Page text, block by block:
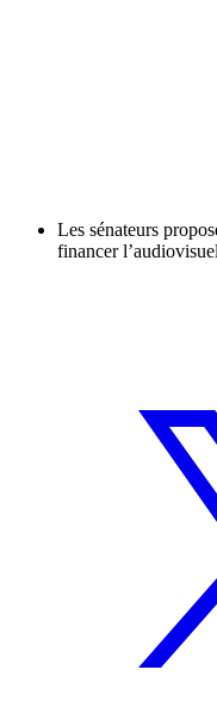
Les sénateurs
financer